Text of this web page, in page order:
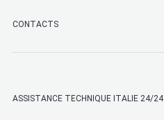
CONTACTS
ASSISTANCE TECHNIQUE ITALIE 24/24